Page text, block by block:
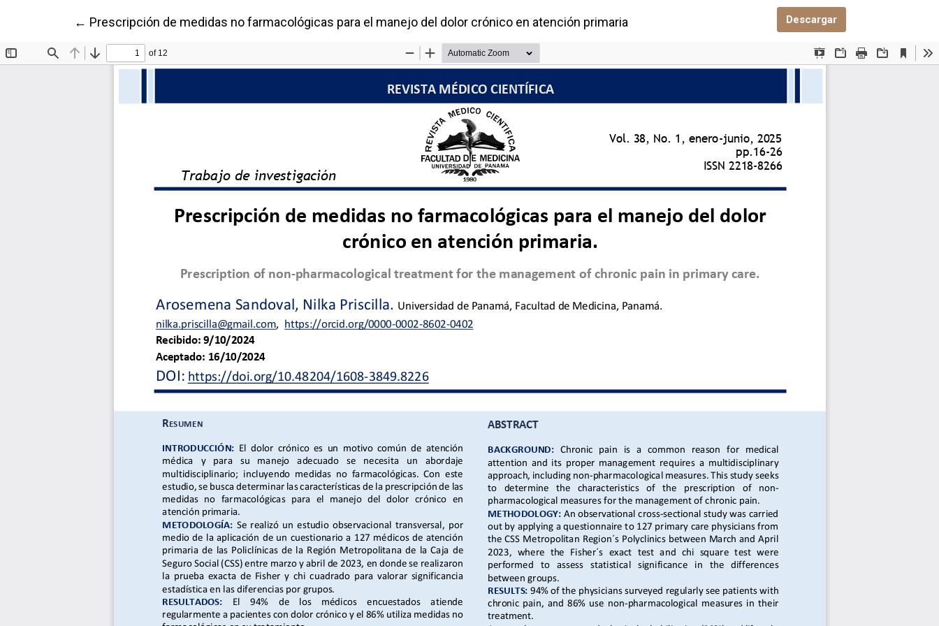
← Volver a los detalles del artículo
Prescripción de medidas no farmacológicas para el manejo del dolor crónico en atención primaria DescargarDescargar PDF